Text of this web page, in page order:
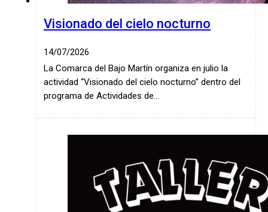
Visionado del cielo nocturno
14/07/2026
La Comarca del Bajo Martín organiza en julio la
actividad “Visionado del cielo nocturno” dentro del
programa de Actividades de…